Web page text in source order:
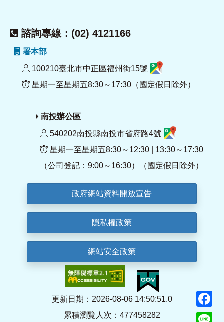
諮詢專線：(02) 4121166
署本部
100210臺北市中正區福州街15號
星期一至星期五8:30～17:30（國定假日除外）
南投辦公區
540202南投縣南投市省府路4號
星期一至星期五8:30～12:30 | 13:30～17:30
（公司登記：9:00～16:30）（國定假日除外）
政府網站資料開放宣告
隱私權政策
網站安全政策
更新日期：2026-08-06 14:50:51.0
累積瀏覽人次：477458282